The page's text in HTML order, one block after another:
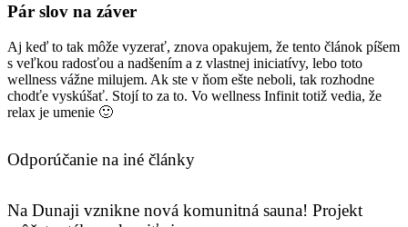
Pár slov na záver
Aj keď to tak môže vyzerať, znova opakujem, že tento článok píšem
s veľkou radosťou a nadšením a z vlastnej iniciatívy, lebo toto
wellness vážne milujem. Ak ste v ňom ešte neboli, tak rozhodne
chodťe vyskúšať. Stojí to za to. Vo wellness Infinit totiž vedia, že
relax je umenie 🙂
Odporúčanie na iné články
Na Dunaji vznikne nová komunitná sauna! Projekt